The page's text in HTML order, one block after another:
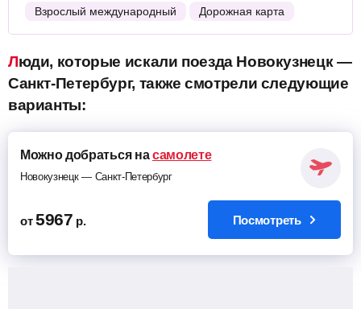
Взрослый международный
Дорожная карта
Люди, которые искали поезда Новокузнецк —
Санкт-Петербург, также смотрели следующие
варианты:
Можно добраться насамолете
Новокузнецк — Санкт-Петербург
от5967 р. Посмотреть